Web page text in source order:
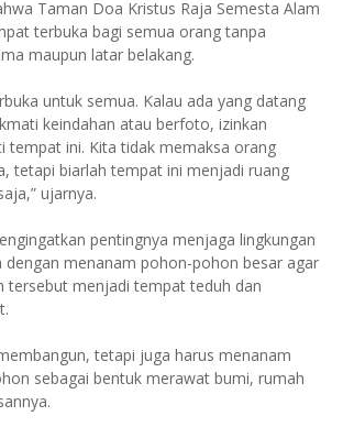
Taman Doa Kristus Raja Semesta Alam
terbuka bagi semua orang tanpa
maupun latar belakang.
untuk semua. Kalau ada yang datang
keindahan atau berfoto, izinkan
tempat ini. Kita tidak memaksa orang
tetapi biarlah tempat ini menjadi ruang
ujarnya.
pentingnya menjaga lingkungan
dengan menanam pohon-pohon besar agar
tersebut menjadi tempat teduh dan
tetapi juga harus menanam
sebagai bentuk merawat bumi, rumah